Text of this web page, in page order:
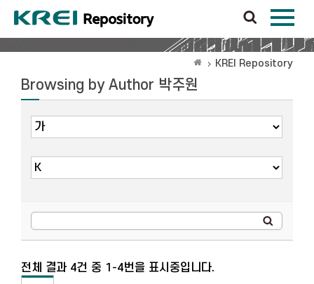
KREI Repository
Browsing by Author 박주원
전체 결과 4건 중 1-4번을 표시중입니다.